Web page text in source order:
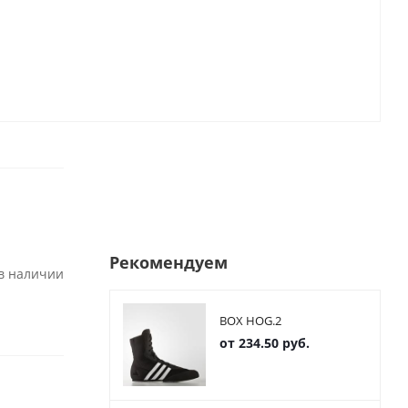
в наличии Рекомендуем
BOX HOG.2
от 234.50 руб.